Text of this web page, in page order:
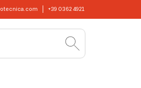
+39 0362 4921